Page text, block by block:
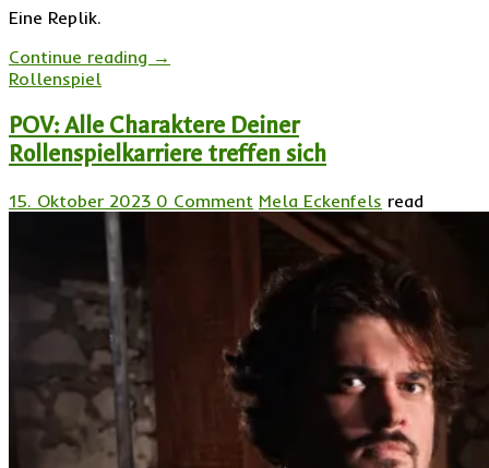
Eine Replik.
Continue reading →
Rollenspiel
POV: Alle Charaktere Deiner
Rollenspielkarriere treffen sich
15. Oktober 2023 0 Comment Mela Eckenfels read